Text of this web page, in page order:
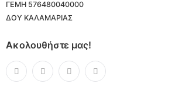
ΓΕΜΗ 576480040000
ΔΟΥ ΚΑΛΑΜΑΡΙΑΣ
Ακολουθήστε μας!